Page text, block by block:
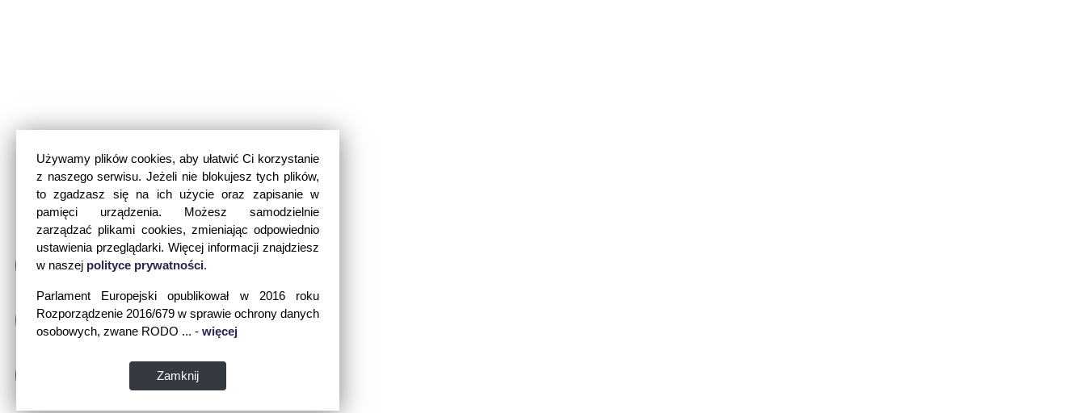
Używamy plików cookies, aby ułatwić Ci korzystanie
z naszego serwisu. Jeżeli nie blokujesz tych plików,
to zgadzasz się na ich użycie oraz zapisanie w
pamięci urządzenia. Możesz samodzielnie
zarządzać plikami cookies, zmieniając odpowiednio
ustawienia przeglądarki. Więcej informacji znajdziesz
w naszej polityce prywatności.
Parlament Europejski opublikował w 2016 roku
Rozporządzenie 2016/679 w sprawie ochrony danych
osobowych, zwane RODO ... - więcej
Zamknij